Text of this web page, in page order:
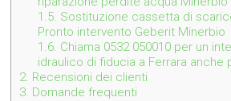
1.5. Sostituzione cassetta di
Pronto intervento Geberit Minerbio
1.6. Chiama 0532 050010 per un
idraulico di fiducia a Ferrara anche
2. Recensioni dei clienti
3. Domande frequenti